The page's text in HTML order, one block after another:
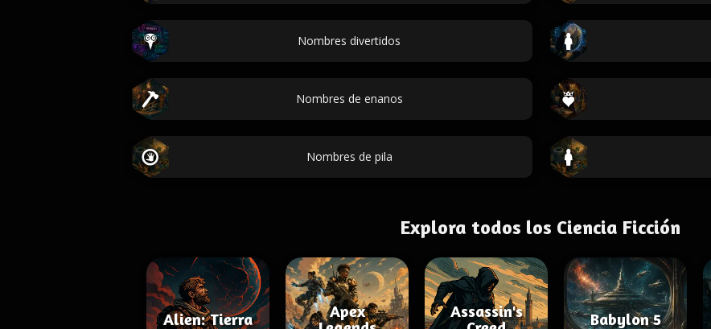
Nombres divertidos
Nombres de enanos
Nombres de pila
Explora todos los Ciencia Ficción
Alien: Tierra
Apex
Assassin's
Babylon 5